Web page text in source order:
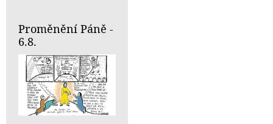
Proměnění Páně -
6.8.